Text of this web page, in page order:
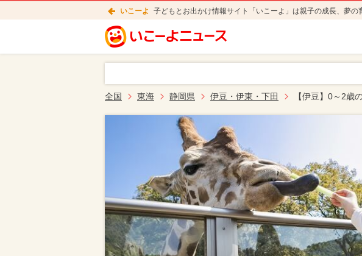
いこーよ 子どもとお出かけ情報サイト「いこーよ」は親子の成長、夢の
全国 東海 静岡県 伊豆・伊東・下田 【伊豆】0～2歳